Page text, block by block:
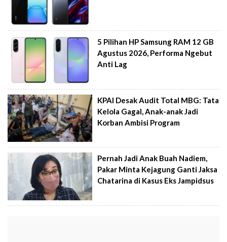
5 Pilihan HP Samsung RAM 12 GB
Agustus 2026, Performa Ngebut
Anti Lag
KPAI Desak Audit Total MBG: Tata
Kelola Gagal, Anak-anak Jadi
Korban Ambisi Program
Pernah Jadi Anak Buah Nadiem,
Pakar Minta Kejagung Ganti Jaksa
Chatarina di Kasus Eks Jampidsus